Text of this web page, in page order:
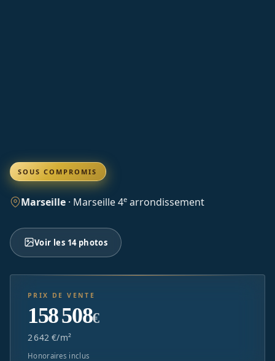
SOUS COMPROMIS
Marseille · Marseille 4e arrondissement
Voir les 14 photos
PRIX DE VENTE
158 508€
2 642 €/m²
Honoraires inclus